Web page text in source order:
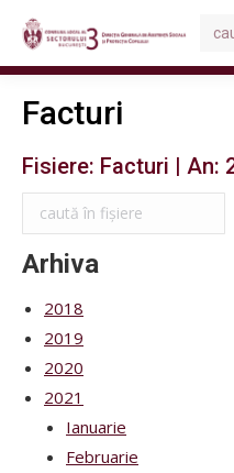
Facturi
Fisiere: Facturi | An:
Arhiva
2018
2019
2020
2021
Ianuarie
Februarie